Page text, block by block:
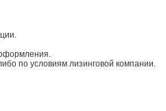
по условиям лизинговой компании.